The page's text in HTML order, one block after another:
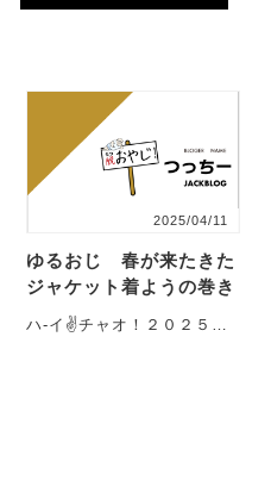
2025/04/11
ゆるおじ 春が来たきた
ジャケット着ようの巻き
ハ-イ✌チャオ！２０２５年